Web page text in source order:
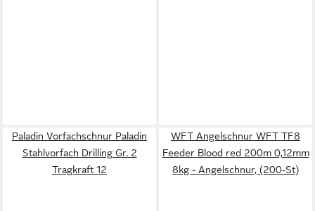
Paladin Vorfachschnur Paladin
Stahlvorfach Drilling Gr. 2
Tragkraft 12
WFT Angelschnur WFT TF8
Feeder Blood red 200m 0,12mm
8kg - Angelschnur, (200-St)